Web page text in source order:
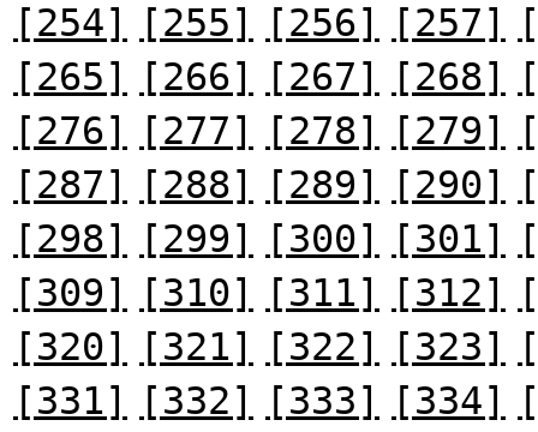
[254]
[255] [256] [257]
[265]
[266] [267] [268]
[276]
[277] [278] [279]
[287]
[288] [289] [290]
[298]
[299] [300] [301]
[309]
[310] [311] [312]
[320]
[321] [322] [323]
[331]
[332] [333] [334]